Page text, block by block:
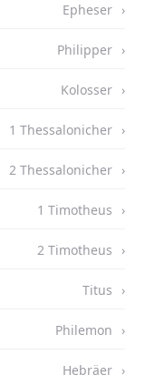
Epheser
Philipper
Kolosser
1 Thessalonicher
2 Thessalonicher
1 Timotheus
2 Timotheus
Titus
Philemon
Hebräer